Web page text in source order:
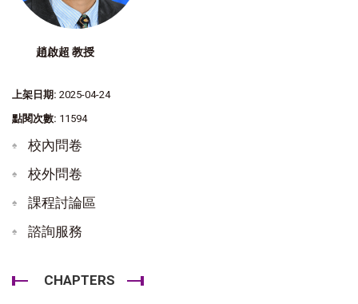
趙啟超 教授
上架日期: 2025-04-24
點閱次數: 11594
校內問卷
校外問卷
課程討論區
諮詢服務
CHAPTERS